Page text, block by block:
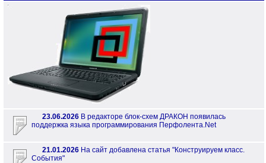
23.06.2026 В редакторе блок-схем ДРАКОН появилась
поддержка языка программирования Перфолента.Net
21.01.2026 На сайт добавлена статья "Конструируем класс.
События"